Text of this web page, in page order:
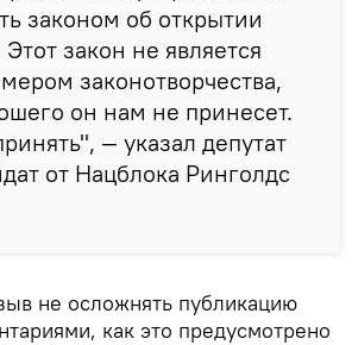
законом об открытии
закон не является
законотворчества,
он нам не принесет.
— указал депутат
от Нацблока Ринголдс
не осложнять публикацию
как это предусмотрено